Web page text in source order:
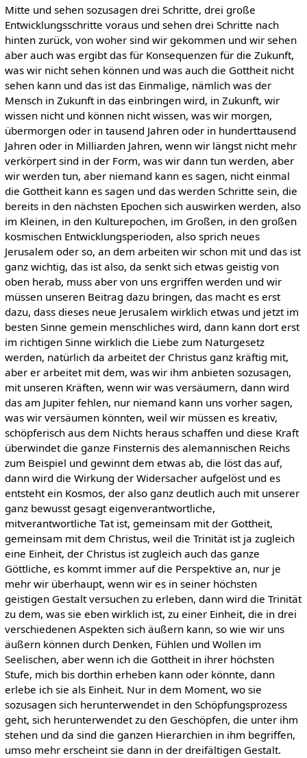
Mitte und sehen sozusagen drei Schritte, drei große
Entwicklungsschritte voraus und sehen drei Schritte nach
hinten zurück, von woher sind wir gekommen und wir sehen
aber auch was ergibt das für Konsequenzen für die Zukunft,
was wir nicht sehen können und was auch die Gottheit nicht
sehen kann und das ist das Einmalige, nämlich was der
Mensch in Zukunft in das einbringen wird, in Zukunft, wir
wissen nicht und können nicht wissen, was wir morgen,
übermorgen oder in tausend Jahren oder in hunderttausend
Jahren oder in Milliarden Jahren, wenn wir längst nicht mehr
verkörpert sind in der Form, was wir dann tun werden, aber
wir werden tun, aber niemand kann es sagen, nicht einmal
die Gottheit kann es sagen und das werden Schritte sein, die
bereits in den nächsten Epochen sich auswirken werden, also
im Kleinen, in den Kulturepochen, im Großen, in den großen
kosmischen Entwicklungsperioden, also sprich neues
Jerusalem oder so, an dem arbeiten wir schon mit und das ist
ganz wichtig, das ist also, da senkt sich etwas geistig von
oben herab, muss aber von uns ergriffen werden und wir
müssen unseren Beitrag dazu bringen, das macht es erst
dazu, dass dieses neue Jerusalem wirklich etwas und jetzt im
besten Sinne gemein menschliches wird, dann kann dort erst
im richtigen Sinne wirklich die Liebe zum Naturgesetz
werden, natürlich da arbeitet der Christus ganz kräftig mit,
aber er arbeitet mit dem, was wir ihm anbieten sozusagen,
mit unseren Kräften, wenn wir was versäumern, dann wird
das am Jupiter fehlen, nur niemand kann uns vorher sagen,
was wir versäumen könnten, weil wir müssen es kreativ,
schöpferisch aus dem Nichts heraus schaffen und diese Kraft
überwindet die ganze Finsternis des alemannischen Reichs
zum Beispiel und gewinnt dem etwas ab, die löst das auf,
dann wird die Wirkung der Widersacher aufgelöst und es
entsteht ein Kosmos, der also ganz deutlich auch mit unserer
ganz bewusst gesagt eigenverantwortliche,
mitverantwortliche Tat ist, gemeinsam mit der Gottheit,
gemeinsam mit dem Christus, weil die Trinität ist ja zugleich
eine Einheit, der Christus ist zugleich auch das ganze
Göttliche, es kommt immer auf die Perspektive an, nur je
mehr wir überhaupt, wenn wir es in seiner höchsten
geistigen Gestalt versuchen zu erleben, dann wird die Trinität
zu dem, was sie eben wirklich ist, zu einer Einheit, die in drei
verschiedenen Aspekten sich äußern kann, so wie wir uns
äußern können durch Denken, Fühlen und Wollen im
Seelischen, aber wenn ich die Gottheit in ihrer höchsten
Stufe, mich bis dorthin erheben kann oder könnte, dann
erlebe ich sie als Einheit. Nur in dem Moment, wo sie
sozusagen sich herunterwendet in den Schöpfungsprozess
geht, sich herunterwendet zu den Geschöpfen, die unter ihm
stehen und da sind die ganzen Hierarchien in ihm begriffen,
umso mehr erscheint sie dann in der dreifältigen Gestalt.